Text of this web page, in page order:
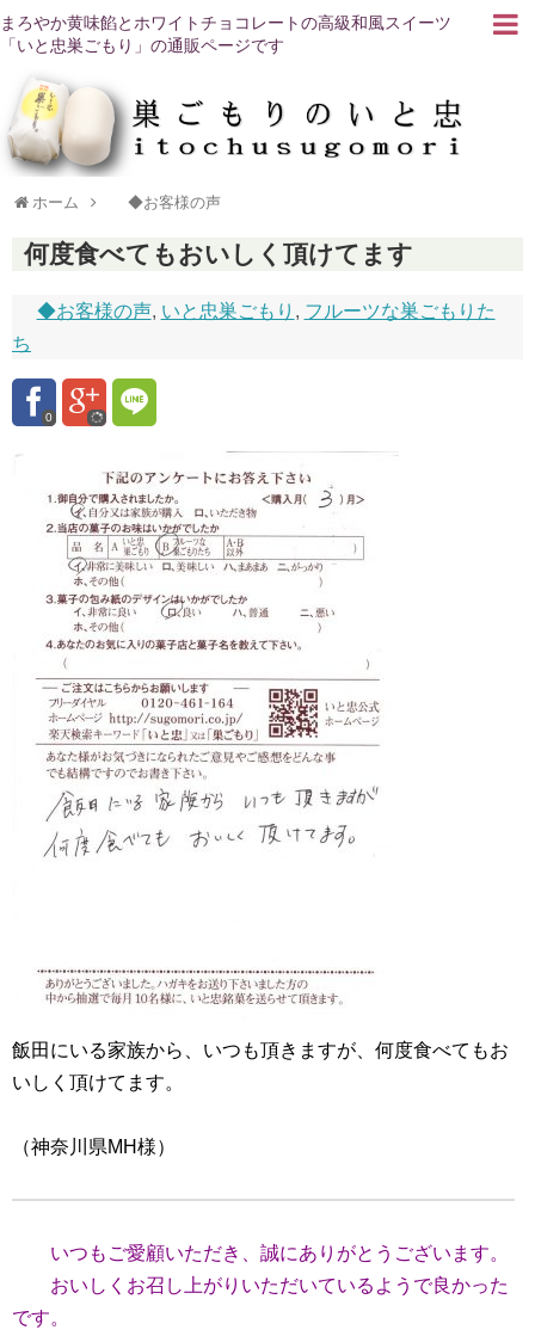
まろやか黄味餡とホワイトチョコレートの高級和風スイーツ
「いと忠巣ごもり」の通販ページです
ホーム ◆お客様の声
何度食べてもおいしく頂けてます
◆お客様の声, いと忠巣ごもり , フルーツな巣ごもりた
ち
0
飯田にいる家族から、いつも頂きますが、何度食べてもお
いしく頂けてます。
（神奈川県MH様）
いつもご愛顧いただき、誠にありがとうございます。
おいしくお召し上がりいただいているようで良かった
です。